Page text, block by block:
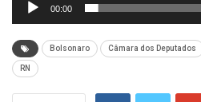
00:00
Bolsonaro Câmara dos Deputados
RN